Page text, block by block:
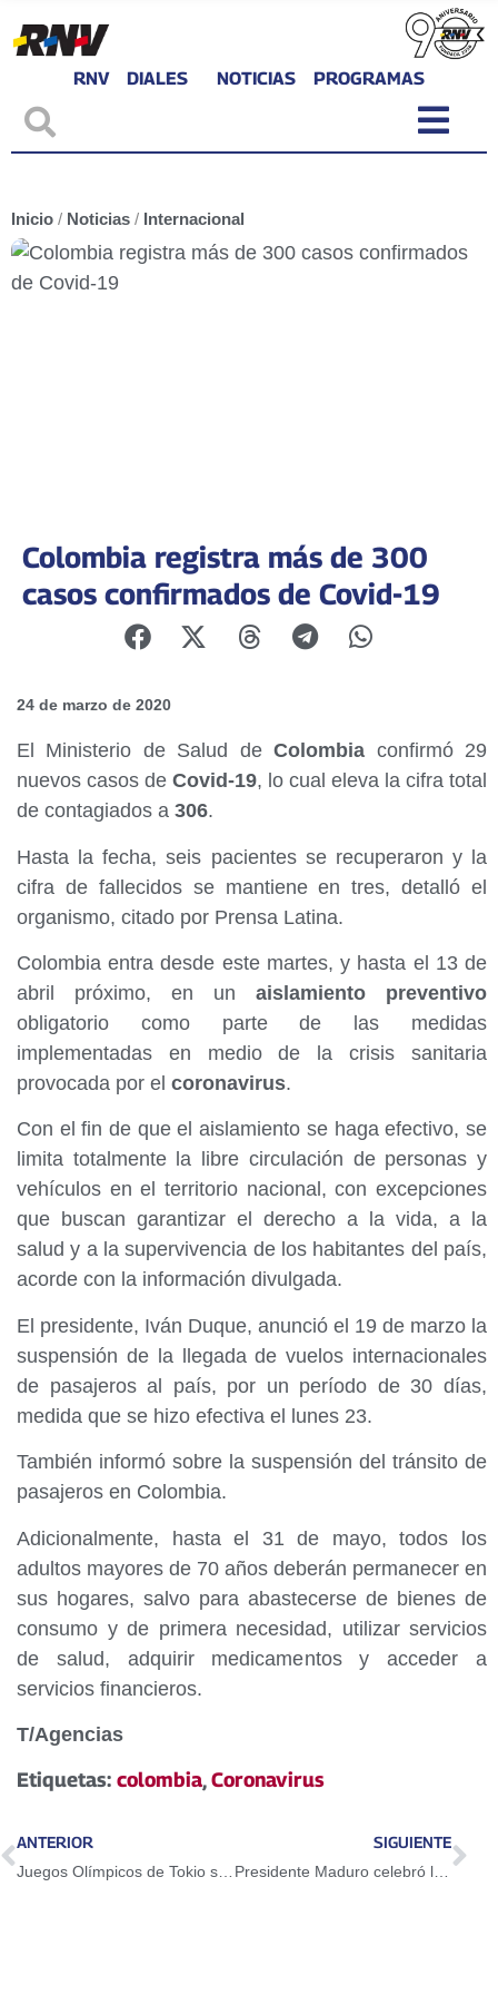
RNV DIALES NOTICIAS PROGRAMAS
Inicio / Noticias / Internacional
Colombia registra más de 300
casos confirmados de Covid-19
24 de marzo de 2020
El Ministerio de Salud deColombia confirmó 29
nuevos casos de Covid-19, lo cual eleva la cifra total
de contagiados a 306.
Hasta la fecha, seis pacientes se recuperaron y la
cifra de fallecidos se mantiene en tres, detalló el
organismo, citado por Prensa Latina.
Colombia entra desde este martes, y hasta el 13 de
abril próximo, en un aislamiento preventivo
obligatorio como parte de las medidas
implementadas en medio de la crisis sanitaria
provocada por el coronavirus.
Con el fin de que el aislamiento se haga efectivo, se
limita totalmente la libre circulación de personas y
vehículos en el territorio nacional, con excepciones
que buscan garantizar el derecho a la vida, a la
salud y a la supervivencia de los habitantes del país,
acorde con la información divulgada.
El presidente, Iván Duque, anunció el 19 de marzo la
suspensión de la llegada de vuelos internacionales
de pasajeros al país, por un período de 30 días,
medida que se hizo efectiva el lunes 23.
También informó sobre la suspensión del tránsito de
pasajeros en Colombia.
Adicionalmente, hasta el 31 de mayo, todos los
adultos mayores de 70 años deberán permanecer en
sus hogares, salvo para abastecerse de bienes de
consumo y de primera necesidad, utilizar servicios
de salud, adquirir medicamentos y acceder a
servicios financieros.
T/Agencias
Etiquetas: colombia,Coronavirus
ANTERIOR
Juegos Olímpicos de Tokio son pospuestos hasta el año 2021
SIGUIENTE
Presidente Maduro celebró los 166 años de la abolición de la esclavitud en Venezuela